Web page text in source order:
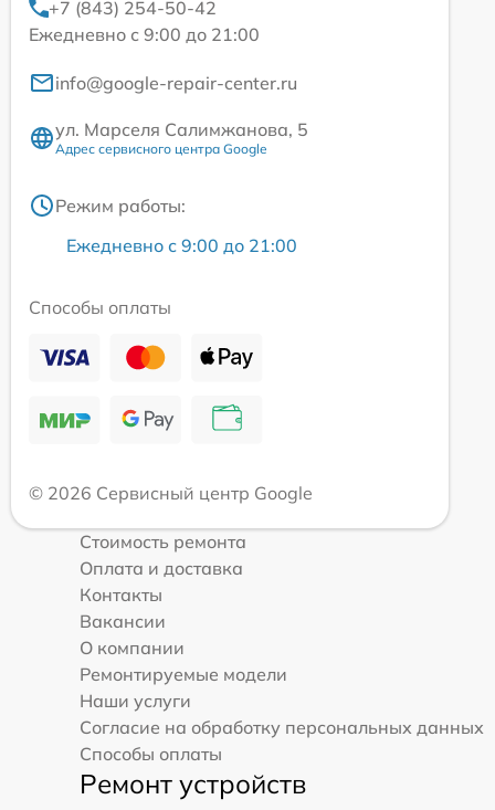
+7 (843) 254-50-42
Ежедневно с 9:00 до 21:00
info@google-repair-center.ru
ул. Марселя Салимжанова, 5
Адрес сервисного центра Google
Режим работы:
Ежедневно с 9:00 до 21:00
Способы оплаты
© 2026 Сервисный центр Google
Стоимость ремонта
Оплата и доставка
Контакты
Вакансии
О компании
Ремонтируемые модели
Наши услуги
Согласие на обработку персональных данных
Способы оплаты
Ремонт устройств